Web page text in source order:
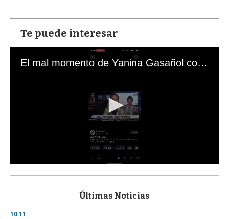
Te puede interesar
El mal momento de Yanina Gasañol con un hincha argentino en "Subrayado"
s
d
Últimas Noticias
10:11